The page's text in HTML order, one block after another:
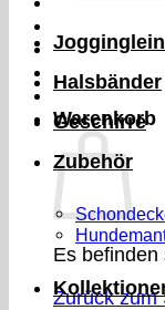
Warenkorb
Es befinden
Zurück zum
Halsbänder
Geschirre
Zubehör